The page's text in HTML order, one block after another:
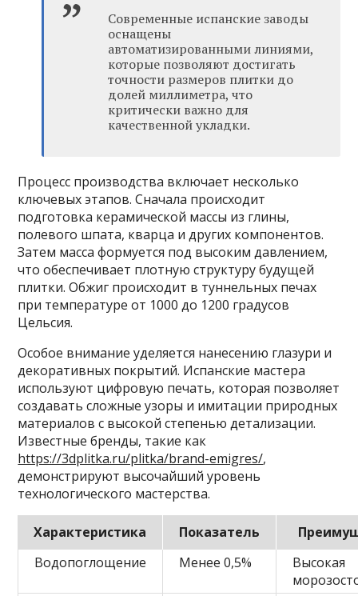
Современные испанские заводы
оснащены
автоматизированными линиями,
которые позволяют достигать
точности размеров плитки до
долей миллиметра, что
критически важно для
качественной укладки.
Процесс производства включает несколько
ключевых этапов. Сначала происходит
подготовка керамической массы из глины,
полевого шпата, кварца и других компонентов.
Затем масса формуется под высоким давлением,
что обеспечивает плотную структуру будущей
плитки. Обжиг происходит в туннельных печах
при температуре от 1000 до 1200 градусов
Цельсия.
Особое внимание уделяется нанесению глазури и
декоративных покрытий. Испанские мастера
используют цифровую печать, которая позволяет
создавать сложные узоры и имитации природных
материалов с высокой степенью детализации.
Известные бренды, такие как
https://3dplitka.ru/plitka/brand-emigres/,
демонстрируют высочайший уровень
технологического мастерства.
Характеристика Показатель
Водопоглощение
Менее 0,5%
Высокая